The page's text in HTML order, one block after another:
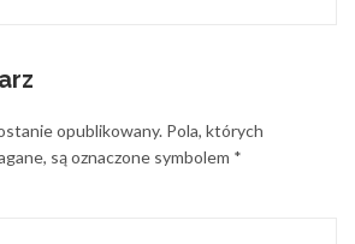
opublikowany. Pola, których
są oznaczone symbolem *